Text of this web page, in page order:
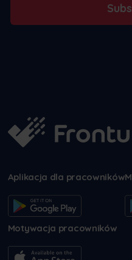
Aplikacja dla pracowników
Motywacja pracowników